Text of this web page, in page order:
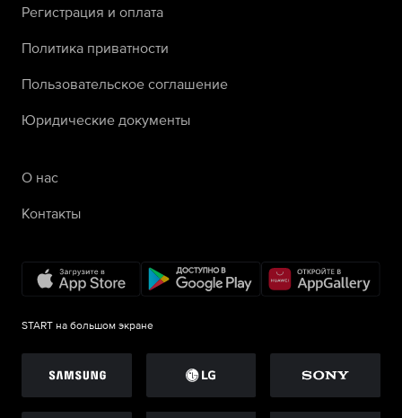
Регистрация и оплата
Политика приватности
Пользовательское соглашение
Юридические документы
О нас
Контакты
START на большом экране